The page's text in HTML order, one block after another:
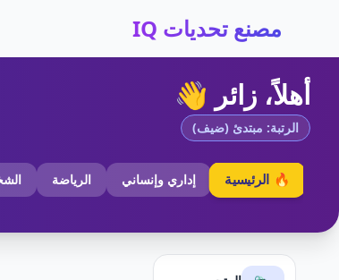
مصنع تحديات IQ
أهلاً، زائر 👋
الرتبة: مبتدئ (ضيف)
🔥 الرئيسية إداري وإنساني الرياضة